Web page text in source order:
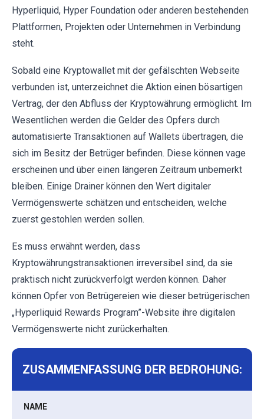
Hyperliquid, Hyper Foundation oder anderen bestehenden
Plattformen, Projekten oder Unternehmen in Verbindung
steht.
Sobald eine Kryptowallet mit der gefälschten Webseite
verbunden ist, unterzeichnet die Aktion einen bösartigen
Vertrag, der den Abfluss der Kryptowährung ermöglicht. Im
Wesentlichen werden die Gelder des Opfers durch
automatisierte Transaktionen auf Wallets übertragen, die
sich im Besitz der Betrüger befinden. Diese können vage
erscheinen und über einen längeren Zeitraum unbemerkt
bleiben. Einige Drainer können den Wert digitaler
Vermögenswerte schätzen und entscheiden, welche
zuerst gestohlen werden sollen.
Es muss erwähnt werden, dass
Kryptowährungstransaktionen irreversibel sind, da sie
praktisch nicht zurückverfolgt werden können. Daher
können Opfer von Betrügereien wie dieser betrügerischen
„Hyperliquid Rewards Program”-Website ihre digitalen
Vermögenswerte nicht zurückerhalten.
ZUSAMMENFASSUNG DER BEDROHUNG:
NAME